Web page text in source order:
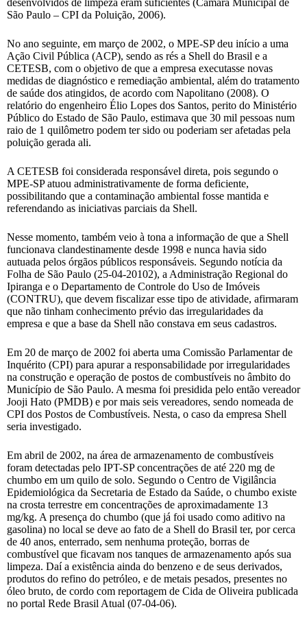
São Paulo – CPI da Poluição, 2006).
No ano seguinte, em março de 2002, o MPE-SP deu início a uma
Ação Civil Pública (ACP), sendo as rés a Shell do Brasil e a
CETESB, com o objetivo de que a empresa executasse novas
medidas de diagnóstico e remediação ambiental, além do tratamento
de saúde dos atingidos, de acordo com Napolitano (2008). O
relatório do engenheiro Élio Lopes dos Santos, perito do Ministério
Público do Estado de São Paulo, estimava que 30 mil pessoas num
raio de 1 quilômetro podem ter sido ou poderiam ser afetadas pela
poluição gerada ali.
A CETESB foi considerada responsável direta, pois segundo o
MPE-SP atuou administrativamente de forma deficiente,
possibilitando que a contaminação ambiental fosse mantida e
referendando as iniciativas parciais da Shell.
Nesse momento, também veio à tona a informação de que a Shell
funcionava clandestinamente desde 1998 e nunca havia sido
autuada pelos órgãos públicos responsáveis. Segundo notícia da
Folha de São Paulo (25-04-20102), a Administração Regional do
Ipiranga e o Departamento de Controle do Uso de Imóveis
(CONTRU), que devem fiscalizar esse tipo de atividade, afirmaram
que não tinham conhecimento prévio das irregularidades da
empresa e que a base da Shell não constava em seus cadastros.
Em 20 de março de 2002 foi aberta uma Comissão Parlamentar de
Inquérito (CPI) para apurar a responsabilidade por irregularidades
na construção e operação de postos de combustíveis no âmbito do
Município de São Paulo. A mesma foi presidida pelo então vereador
Jooji Hato (PMDB) e por mais seis vereadores, sendo nomeada de
CPI dos Postos de Combustíveis. Nesta, o caso da empresa Shell
seria investigado.
Em abril de 2002, na área de armazenamento de combustíveis
foram detectadas pelo IPT-SP concentrações de até 220 mg de
chumbo em um quilo de solo. Segundo o Centro de Vigilância
Epidemiológica da Secretaria de Estado da Saúde, o chumbo existe
na crosta terrestre em concentrações de aproximadamente 13
mg/kg. A presença do chumbo (que já foi usado como aditivo na
gasolina) no local se deve ao fato de a Shell do Brasil ter, por cerca
de 40 anos, enterrado, sem nenhuma proteção, borras de
combustível que ficavam nos tanques de armazenamento após sua
limpeza. Daí a existência ainda do benzeno e de seus derivados,
produtos do refino do petróleo, e de metais pesados, presentes no
óleo bruto, de cordo com reportagem de Cida de Oliveira publicada
no portal Rede Brasil Atual (07-04-06).